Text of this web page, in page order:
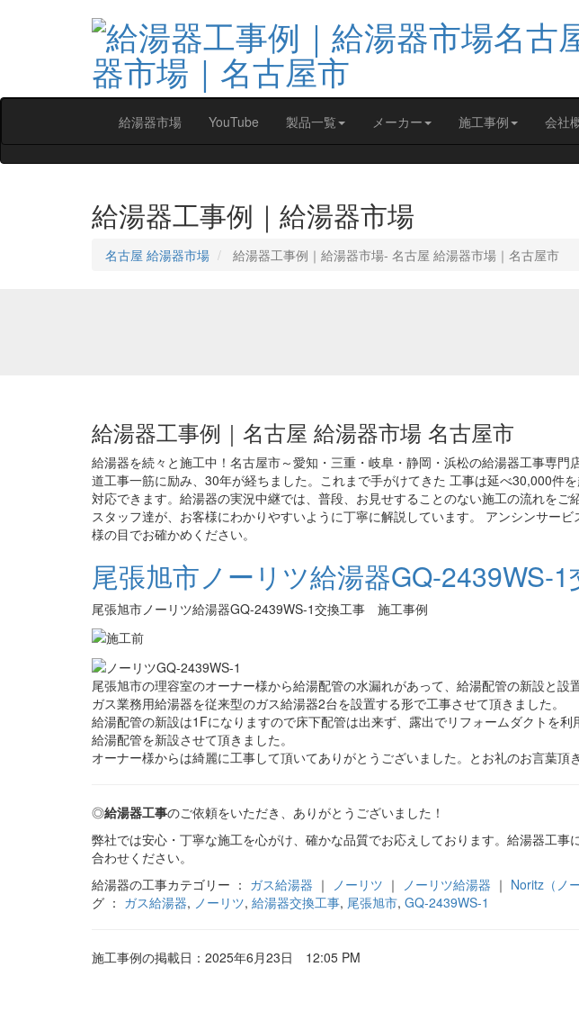
給湯器市場 YouTube 製品一覧 メーカー 施工事例 会社
給湯器工事例｜給湯器市場
名古屋 給湯器市場 給湯器工事例｜給湯器市場‐ 名古屋 給湯器市場｜名古屋市
給湯器工事例｜名古屋 給湯器市場 名古屋市
給湯器を続々と施工中！名古屋市～愛知・三重・岐阜・静岡・浜松の給湯器工事専
道工事一筋に励み、30年が経ちました。これまで手がけてきた 工事は延べ30,000件
対応できます。給湯器の実況中継では、普段、お見せすることのない施工の流れをご
スタッフ達が、お客様にわかりやすいように丁寧に解説しています。 アンシンサー
様の目でお確かめください。
尾張旭市ノーリツ給湯器GQ-2439WS-1
尾張旭市ノーリツ給湯器GQ-2439WS-1交換工事 施工事例
尾張旭市の理容室のオーナー様から給湯配管の水漏れがあって、給湯配管の新設と設
ガス業務用給湯器を従来型のガス給湯器2台を設置する形で工事させて頂きました。
給湯配管の新設は1Fになりますので床下配管は出来ず、露出でリフォームダクトを利
給湯配管を新設させて頂きました。
オーナー様からは綺麗に工事して頂いてありがとうございました。とお礼のお言葉頂
◎給湯器工事のご依頼をいただき、ありがとうございました！
弊社では安心・丁寧な施工を心がけ、確かな品質でお応えしております。給湯器工
合わせください。
給湯器の工事カテゴリー ： ガス給湯器 ｜ ノーリツ ｜ ノーリツ給湯器 ｜ Noritz（ノ
グ ： ガス給湯器, ノーリツ, 給湯器交換工事, 尾張旭市, GQ-2439WS-1
施工事例の掲載日：2025年6月23日 12:05 PM